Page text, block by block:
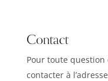
Contact
Pour toute
contacter à